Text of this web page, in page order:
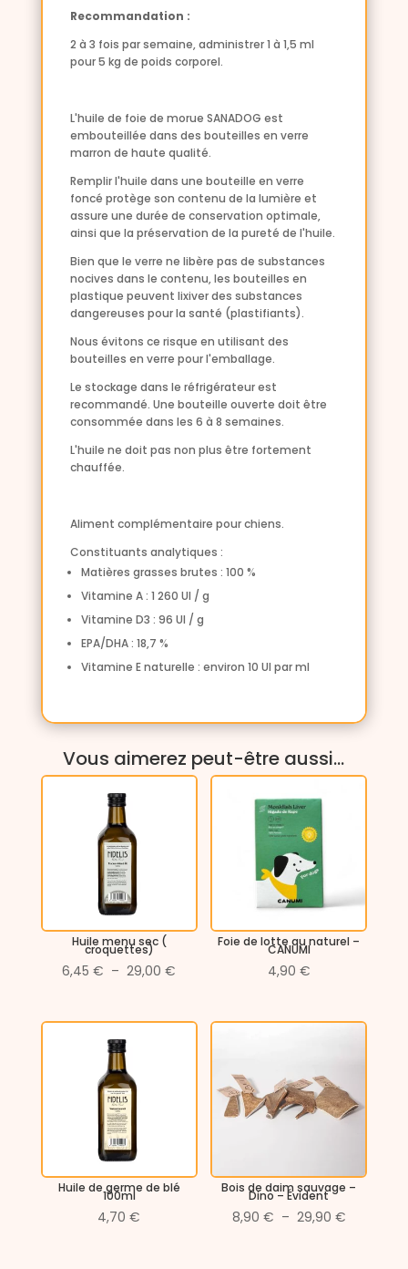
Recommandation :
2 à 3 fois par semaine, administrer 1 à 1,5 ml
pour 5 kg de poids corporel.
L'huile de foie de morue SANADOG est
embouteillée dans des bouteilles en verre
marron de haute qualité.
Remplir l'huile dans une bouteille en verre
foncé protège son contenu de la lumière et
assure une durée de conservation optimale,
ainsi que la préservation de la pureté de l'huile.
Bien que le verre ne libère pas de substances
nocives dans le contenu, les bouteilles en
plastique peuvent lixiver des substances
dangereuses pour la santé (plastifiants).
Nous évitons ce risque en utilisant des
bouteilles en verre pour l'emballage.
Le stockage dans le réfrigérateur est
recommandé. Une bouteille ouverte doit être
consommée dans les 6 à 8 semaines.
L'huile ne doit pas non plus être fortement
chauffée.
Aliment complémentaire pour chiens.
Constituants analytiques :
Matières grasses brutes : 100 %
Vitamine A : 1 260 UI / g
Vitamine D3 : 96 UI / g
EPA/DHA : 18,7 %
Vitamine E naturelle : environ 10 UI par ml
Vous aimerez peut-être aussi…
Huile menu sec (
croquettes)
6,45€ – 29,00€
prix :
29,00 €
Foie de lotte au naturel –
CANUMI
4,90 €
Huile de germe de blé
100ml
4,70€
Bois de daim sauvage –
Dino – Évident
8,90 € – 29,90 €Plage